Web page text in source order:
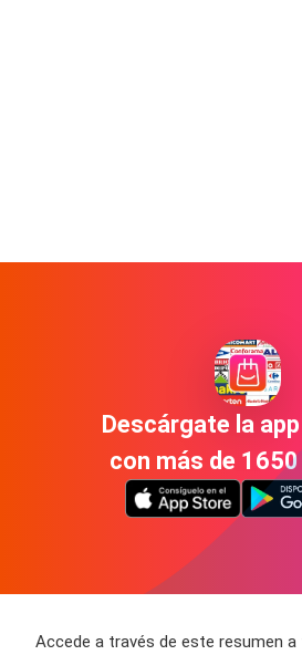
Descárgate la
con más de
Accede a través de este resumen